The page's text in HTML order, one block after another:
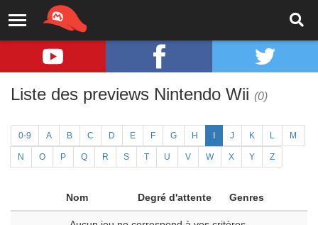
Liste des previews Nintendo Wii (0)
0-9 A B C D E F G H J K L M
N O P Q R S T U V W X Y Z
Nom Degré d'attente Genres